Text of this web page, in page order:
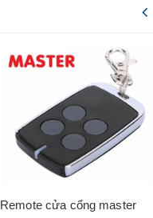
Remote cửa cổng master